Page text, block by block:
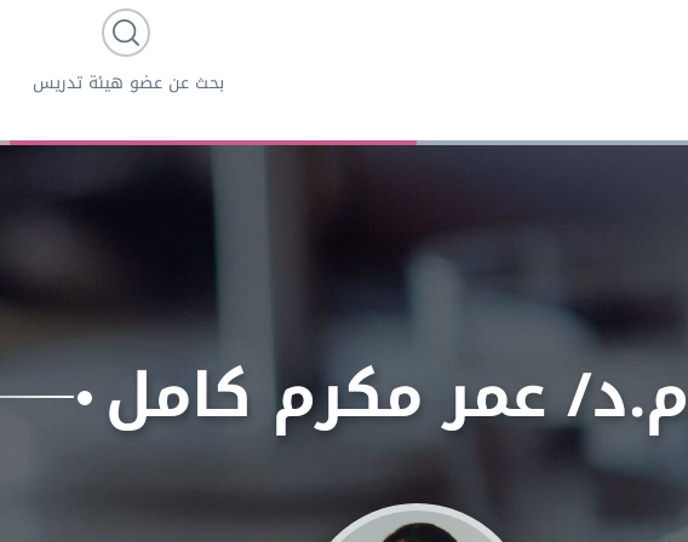
بحث عن عضو هيئة تدريس
عمر مكرم كامل